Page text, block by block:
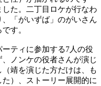
た。二丁目ロケが行なわ
「がいずば」のがいさん
す。
ティに参加する7人の役
ノンケの役者さんが演じ
靖を演じた方だけは、も
）、ストーリー展開的に